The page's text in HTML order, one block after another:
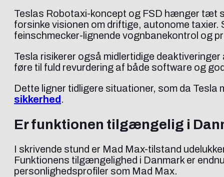
Teslas Robotaxi-koncept og FSD hænger tæt
forsinke visionen om driftige, autonome
feinschmecker-lignende vognbanekontrol og
Tesla risikerer også midlertidige
føre til fuld revurdering af både software og
Dette ligner tidligere situationer, som da
sikkerhed .
Er funktionen tilgængelig i
I skrivende stund er Mad Max-tilstand
Funktionens tilgængelighed i Danmark er
personlighedsprofiler som Mad Max.